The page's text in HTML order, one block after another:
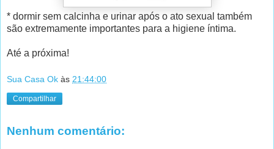
* dormir sem calcinha e urinar após o ato sexual também
são extremamente importantes para a higiene íntima.
Até a próxima!
Sua Casa Ok às 21:44:00
Compartilhar
Nenhum comentário: